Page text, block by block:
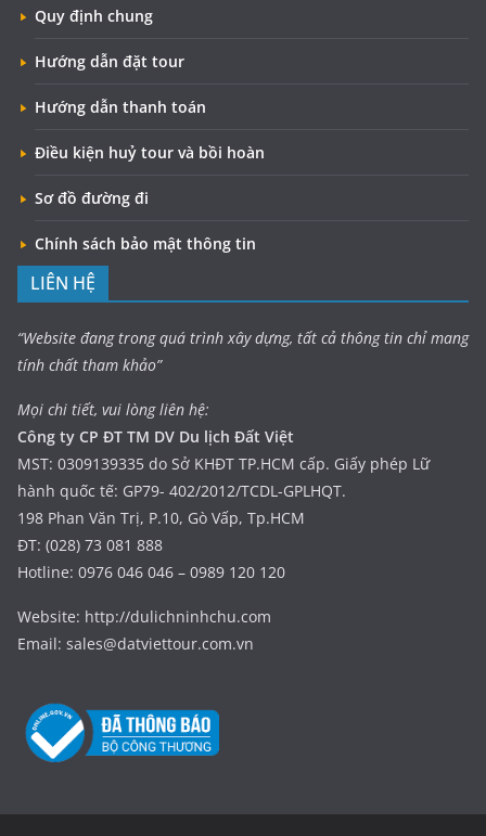
Quy định chung
Hướng dẫn đặt tour
Hướng dẫn thanh toán
Điều kiện huỷ tour và bồi hoàn
Sơ đồ đường đi
Chính sách bảo mật thông tin
LIÊN HỆ
“Website đang trong quá trình xây dựng, tất cả thông tin chỉ mang
tính chất tham khảo”
Mọi chi tiết, vui lòng liên hệ:
Công ty CP ĐT TM DV Du lịch Đất Việt
MST: 0309139335 do Sở KHĐT TP.HCM cấp. Giấy phép Lữ
hành quốc tế: GP79- 402/2012/TCDL-GPLHQT.
198 Phan Văn Trị, P.10, Gò Vấp, Tp.HCM
ĐT: (028) 73 081 888
Hotline: 0976 046 046 – 0989 120 120
Website: http://dulichninhchu.com
Email: sales@datviettour.com.vn